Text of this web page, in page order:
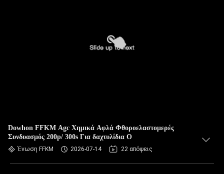
Dowhon FFKM Agc Χημικά Αφλά Φθοροελαστομερές
Συνδυασμός 200p/ 300s Για δαχτυλίδια O
Ένωση FFKM 2026-07-14 22 απόψεις